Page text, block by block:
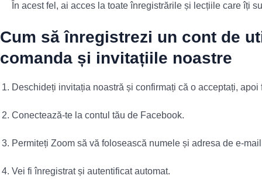
În acest fel, ai acces la toate înregistrările și lecțiile care îți
Cum să înregistrezi un cont de
comanda și invitațiile noastre
Deschideți invitația noastră și confirmați că o acceptați,
Conectează-te la contul tău de Facebook.
Permiteți Zoom să vă folosească numele și adresa de e-
Vei fi înregistrat și autentificat automat.